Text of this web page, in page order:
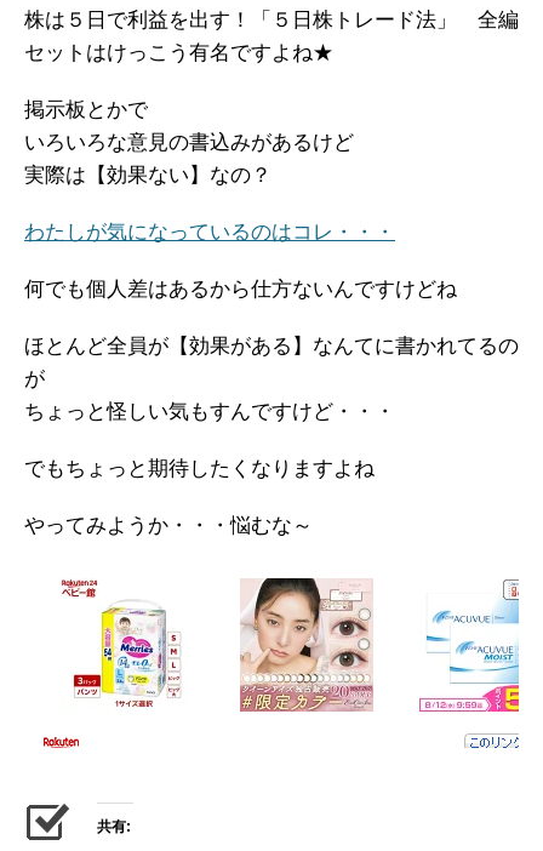
株は５日で利益を出す！「５日株トレード法」 全編
セットはけっこう有名ですよね★
掲示板とかで
いろいろな意見の書込みがあるけど
実際は【効果ない】なの？
わたしが気になっているのはコレ・・・
何でも個人差はあるから仕方ないんですけどね
ほとんど全員が【効果がある】なんてに書かれてるの
が
ちょっと怪しい気もすんですけど・・・
でもちょっと期待したくなりますよね
やってみようか・・・悩むな～
共有: